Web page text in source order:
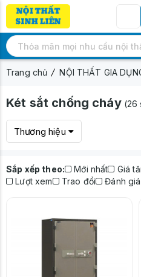
Trang chủ NỘI THẤT GIA
Két sắt chống cháy (26
Thương hiệu
Sắp xếp theo: Mới nhất Giá
Lượt xem
Trao đổi Đánh giá